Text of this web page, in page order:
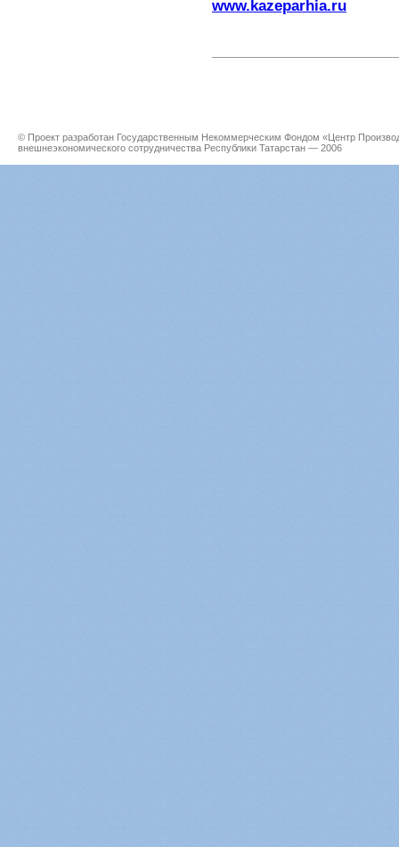
www.kazeparhia.ru
© Проект разработан Государственным Некоммерческим Фондом «Центр
внешнеэкономического сотрудничества Республики Татарстан — 2006